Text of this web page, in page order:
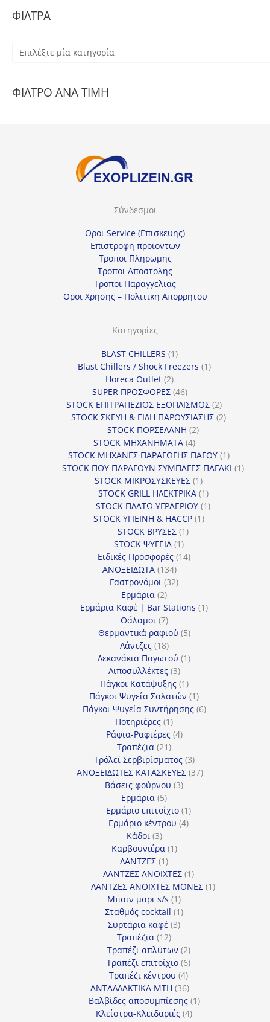
ΦΙΛΤΡΑ
λ
ΦΙΛΤΡΟ ΑΝΑ ΤΙΜΗ
Σύνδεσμοι
Οροι Service (Επισκευης)
Επιστροφη προϊοντων
Τροποι Πληρωμης
Τροποι Αποστολης
Τροποι Παραγγελιας
Οροι Χρησης – Πολιτικη Απορρητου
Κατηγορίες
BLAST CHILLERS 11
προϊόν
Blast Chillers / Shock Freezers 11
Horeca Outlet 22
προϊόντα
SUPER ΠΡΟΣΦΟΡΕΣ 4646
προϊόντα
STOCK ΕΠΙΤΡΑΠΕΖΙΟΣ ΕΞΟΠΛΙΣΜΟΣ 22
προϊόντα
STOCK ΣΚΕΥΗ & ΕΙΔΗ ΠΑΡΟΥΣΙΑΣΗΣ 22
STOCK ΠΟΡΣΕΛΑΝΗ 22
STOCK ΜΗΧΑΝΗΜΑΤΑ 44
προϊόντα
STOCK ΜΗΧΑΝΕΣ ΠΑΡΑΓΩΓΗΣ ΠΑΓΟΥ 11
προϊόν
STOCK ΠΟΥ ΠΑΡΑΓΟΥΝ ΣΥΜΠΑΓΕΣ ΠΑΓΑΚΙ 11
STOCK ΜΙΚΡΟΣΥΣΚΕΥΕΣ 11
προϊόν
STOCK GRILL ΗΛΕΚΤΡΙΚΑ 11
προϊόν
STOCK ΠΛΑΤΩ ΥΓΡΑΕΡΙΟΥ 11
STOCK ΥΓΙΕΙΝΗ & HACCP 11
STOCK ΒΡΥΣΕΣ 11
STOCK ΨΥΓΕΙΑ 11
προϊόν
Ειδικές Προσφορές 1414
ΑΝΟΞΕΙΔΩΤΑ 134134
προϊόντα
Γαστρονόμοι 3232
Ερμάρια 22
προϊόντα
Ερμάρια Καφέ | Bar Stations 11
Θάλαμοι 77
προϊόντα
Θερμαντικά ραφιού 55
Λάντζες 1818
προϊόντα
Λεκανάκια Παγωτού 11
Λιποσυλλέκτες 33
προϊόντα
Πάγκοι Κατάψυξης 11
προϊόν
Πάγκοι Ψυγεία Σαλατών 11
προϊόν
Πάγκοι Ψυγεία Συντήρησης 66
Ποτηριέρες 11
προϊόν
Ράφια-Ραφιέρες 44
Τραπέζια 2121
προϊόντα
Τρόλεϊ Σερβιρίσματος 33
προϊόντα
ΑΝΟΞΕΙΔΩΤΕΣ ΚΑΤΑΣΚΕΥΕΣ 3737
Βάσεις φούρνου 33
Ερμάρια 55
προϊόντα
Ερμάριο επιτοίχιο 11
προϊόν
Ερμάριο κέντρου 44
Κάδοι 33
προϊόντα
Καρβουνιέρα 11
ΛΑΝΤΖΕΣ 11
προϊόν
ΛΑΝΤΖΕΣ ΑΝΟΙΧΤΕΣ 11
προϊόν
ΛΑΝΤΖΕΣ ΑΝΟΙΧΤΕΣ ΜΟΝΕΣ 11
Μπαιν μαρι s/s 11
προϊόν
Σταθμός cocktail 11
Συρτάρια καφέ 33
Τραπέζια 1212
προϊόντα
Τραπέζι απλύτων 22
προϊόντα
Τραπέζι επιτοίχιο 66
προϊόντα
Τραπέζι κέντρου 44
προϊόντα
ΑΝΤΑΛΛΑΚΤΙΚΑ MTH 3636
προϊόντα
Βαλβίδες αποσυμπίεσης 11
Κλείστρα-Κλειδαριές 44